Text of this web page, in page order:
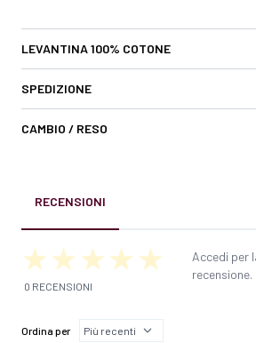
LEVANTINA 100% COTONE
SPEDIZIONE
CAMBIO / RESO
RECENSIONI
0 RECENSIONI
Accedi per
recensione.
Ordina per